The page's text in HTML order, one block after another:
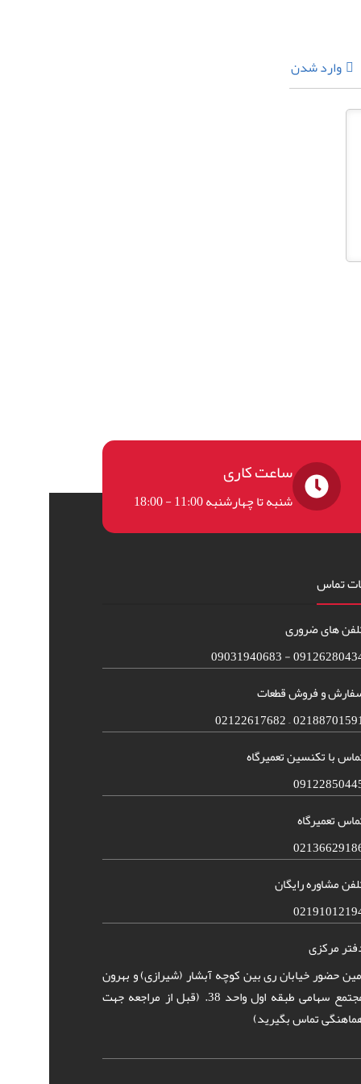
وارد شدن
ساعت کاری
شنبه تا چهارشنبه 11:00 - 18:00
تماس
های ضروری
09126280434 -
و فروش قطعات
02188701591 –
با تکنسین تعمیرگاه
تعمیرگاه
مشاوره رایگان
مرکزی
حضور خیابان ری بین کوچه آبشار (شیرازی) و بهرون
مجتمع سهامی طبقه اول واحد 38. (قبل از مراجعه جهت
تماس بگیرید)